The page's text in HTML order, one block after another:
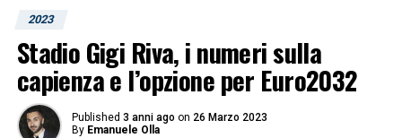
2023
Stadio Gigi Riva, i numeri sulla
capienza e l’opzione per Euro2032
Published 3 anni ago on 26 Marzo 2023
By Emanuele Olla